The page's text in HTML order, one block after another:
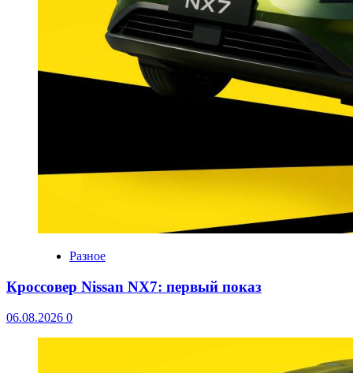
Разное
Кроссовер Nissan NX7: первый показ
06.08.2026 0